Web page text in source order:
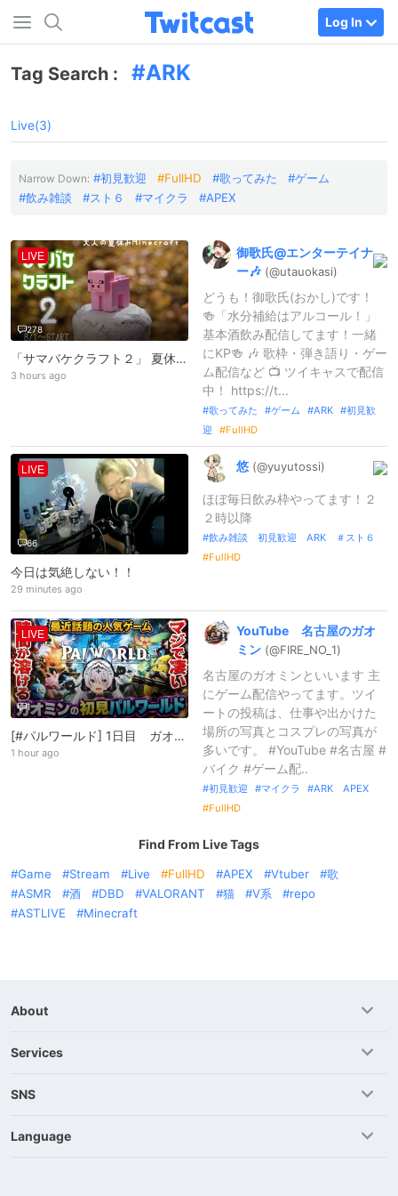
Log In
Tag Search : ARK
Live(3)
Narrow Down: 初見歓迎 FullHD 歌ってみた
ゲーム
飲み雑談
スト６ マイクラ APEX
LIVE
278
「サマバケクラフト２」 夏休みだあああああ！！
3 hours ago
御歌氏@エンターテイナ
ー🎶 (@utauokasi)
どうも！御歌氏(おかし)です！
🍻「水分補給はアルコール！」
基本酒飲み配信してます！一緒
にKP🍻 🎶 歌枠・弾き語り・ゲー
ム配信など 📺 ツイキャスで配信
中！ https://t...
歌ってみた ゲーム ARK
初見歓
迎
FullHD
LIVE
66
今日は気絶しない！！
29 minutes ago
悠 (@yuyutossi)
ほぼ毎日飲み枠やってます！２
２時以降
飲み雑談 初見歓迎 ARK ＃スト６
FullHD
LIVE
1
[#パルワールド] 1日目 ガオミンの初見パルワールド マジで凄い！時間が溶ける 初見さん歓迎
1 hour ago
YouTube 名古屋のガオ
ミン (@FIRE_ NO_ 1)
名古屋のガオミンといいます 主
にゲーム配信やってます。ツイ
ートの投稿は、仕事や出かけた
場所の写真とコスプレの写真が
多いです。 #YouTube #名古屋 #
バイク #ゲーム配..
初見歓迎 マイクラ
ARK APEX
FullHD
Find From Live Tags
Game Stream Live FullHD APEX Vtuber
歌
ASMR
酒 DBD VALORANT 猫 V系
repo
ASTLIVE
Minecraft
About
Services
SNS
Language